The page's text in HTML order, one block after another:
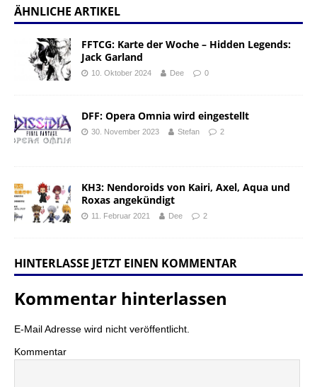
ÄHNLICHE ARTIKEL
FFTCG: Karte der Woche – Hidden Legends:
Jack Garland
10. Oktober 2024 Dee 0
DFF: Opera Omnia wird eingestellt
30. November 2023 Stefan 2
KH3: Nendoroids von Kairi, Axel, Aqua und
Roxas angekündigt
11. Februar 2021 Dee 2
HINTERLASSE JETZT EINEN KOMMENTAR
Kommentar hinterlassen
E-Mail Adresse wird nicht veröffentlicht.
Kommentar